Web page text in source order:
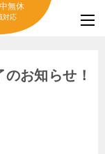
無休
対応
お知らせ！